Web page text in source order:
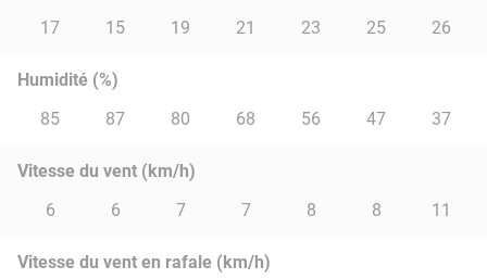
17
15 19 21 23 25 26
Humidité (%)
85
87 80 68 56 47 37
Vitesse du vent (km/h)
6
6 7 7 8 8 11
Vitesse du vent en rafale (km/h)